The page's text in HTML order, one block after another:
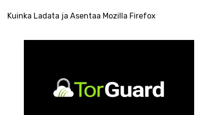
Kuinka Ladata ja Asentaa Mozilla Firefox